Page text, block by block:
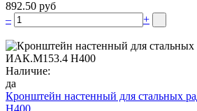
892.50 руб
–
+
Наличие:
да
Кронштейн настенный для стальных
Н400